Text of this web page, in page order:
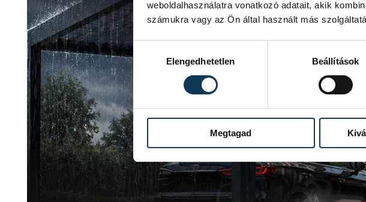
weboldalhasználatra vonatkozó adatait, akik
számukra vagy az Ön által használt más
Hozzájárulás kiválasztása
Elengedhetetlen
Beállítások
Megtagad